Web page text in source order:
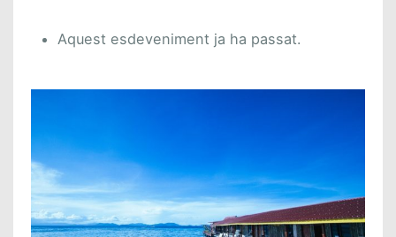
Aquest esdeveniment ja ha passat.